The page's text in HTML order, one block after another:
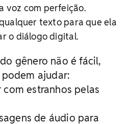
voz com perfeição.
texto para que ela
o diálogo digital.
gênero não é fácil,
ajudar:
estranhos pelas
de áudio para